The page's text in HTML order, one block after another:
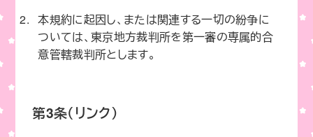
本規約に起因し、または関連する一切の紛争に
ついては、東京地方裁判所を第一審の専属的合
意管轄裁判所とします。
第3条（リンク）